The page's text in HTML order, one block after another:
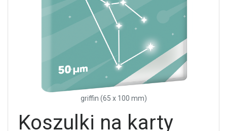
griffin (65 x 100 mm)
Koszulki na karty